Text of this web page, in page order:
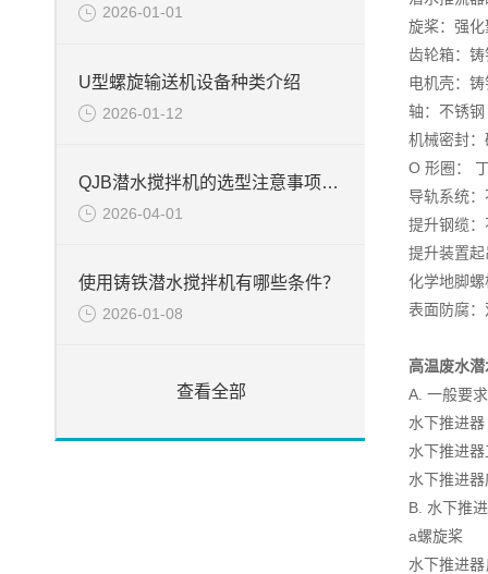
2026-01-01
U型螺旋输送机设备种类介绍
2026-01-12
QJB潜水搅拌机的选型注意事项周知
2026-04-01
使用铸铁潜水搅拌机有哪些条件？
2026-01-08
查看全部
旋桨：强
齿轮箱：
电机壳：
轴：不锈钢
机械密封
O 形圈：
导轨系统
提升钢缆
提升装置
化学地脚
表面防腐
高温废水
A. 一般要求
水下推进
水下推进
水下推进
B. 水下推
a螺旋桨
水下推进